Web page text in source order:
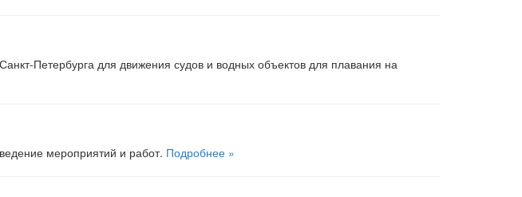
Петербурга для движения судов и водных объектов для плавания на
мероприятий и работ. Подробнее »